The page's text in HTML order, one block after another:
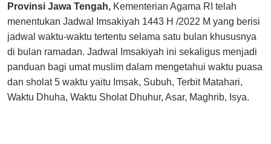
Provinsi Jawa Tengah, Kementerian Agama RI telah
menentukan Jadwal Imsakiyah 1443 H /2022 M yang berisi
jadwal waktu-waktu tertentu selama satu bulan khususnya
di bulan ramadan. Jadwal Imsakiyah ini sekaligus menjadi
panduan bagi umat muslim dalam mengetahui waktu puasa
dan sholat 5 waktu yaitu Imsak, Subuh, Terbit Matahari,
Waktu Dhuha, Waktu Sholat Dhuhur, Asar, Maghrib, Isya.